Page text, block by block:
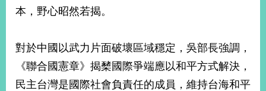
網
導
覽
於
本
部
本，野心昭然若揭。
對於中國以武力片面破壞區域穩定，吳部長強調，
《聯合國憲章》揭櫫國際爭端應以和平方式解決，
民主台灣是國際社會負責任的成員，維持台海和平